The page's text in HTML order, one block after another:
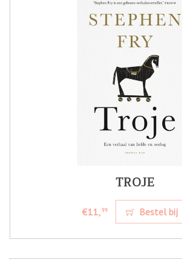
TROJE
€11,99 Bestel bij